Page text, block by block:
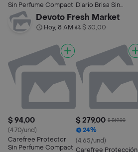
Sin Perfume Compact Diario Brisa Sin
Perfume
Devoto Fresh Market
Hoy, 8 AM• $ 30,00
$ 94,00
(4.70/und)
Carefree Protector
Sin Perfume Compact
$ 279,00 $ 369,00
24%
(4.65/und)
Carefree Protección